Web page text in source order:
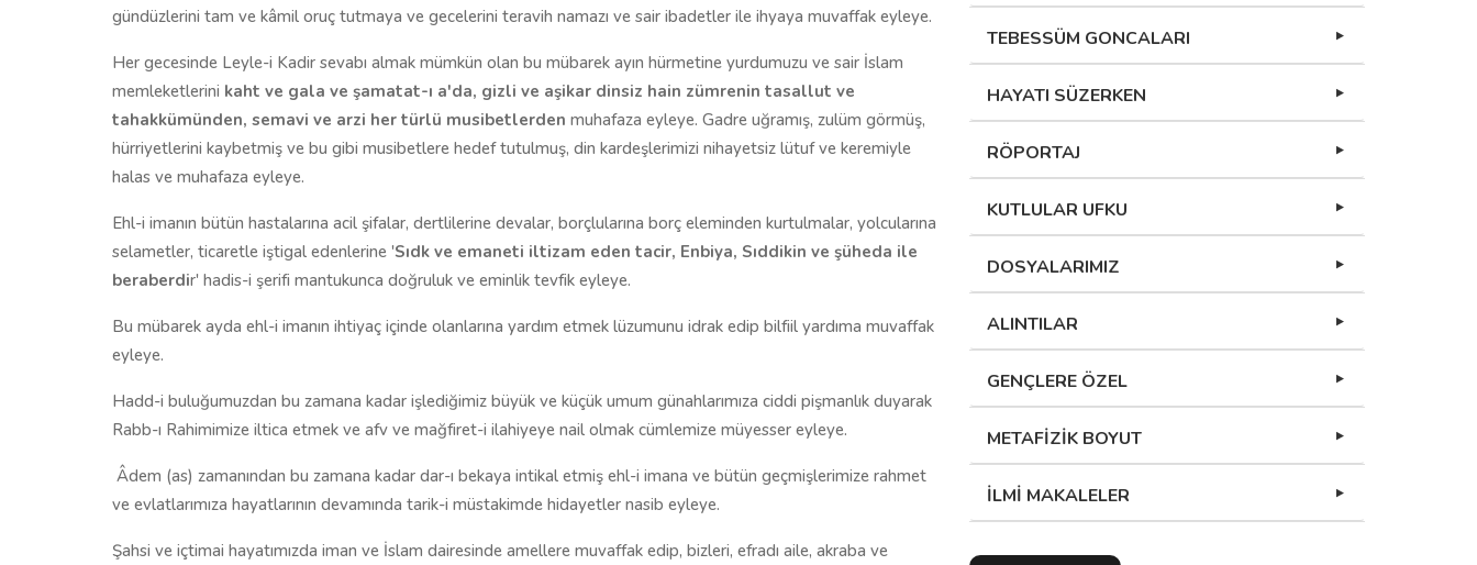
gündüzlerini tam ve kâmil oruç tutmaya ve gecelerini teravih namazı ve sair ibadetler ile ihyaya muvaffak eyleye.
Her gecesinde Leyle-i Kadir sevabı almak mümkün olan bu mübarek ayın hürmetine yurdumuzu ve sair İslam
memleketlerini kaht ve gala ve şamatat-ı a'da, gizli ve aşikar dinsiz hain zümrenin tasallut ve
tahakkümünden, semavi ve arzi her türlü musibetlerden muhafaza eyleye. Gadre uğramış, zulüm görmüş,
hürriyetlerini kaybetmiş ve bu gibi musibetlere hedef tutulmuş, din kardeşlerimizi nihayetsiz lütuf ve keremiyle
halas ve muhafaza eyleye.
Ehl-i imanın bütün hastalarına acil şifalar, dertlilerine devalar, borçlularına borç eleminden kurtulmalar, yolcularına
selametler, ticaretle iştigal edenlerine 'Sıdk ve emaneti iltizam eden tacir, Enbiya, Sıddikin ve şüheda ile
beraberdir' hadis-i şerifi mantukunca doğruluk ve eminlik tevfik eyleye.
Bu mübarek ayda ehl-i imanın ihtiyaç içinde olanlarına yardım etmek lüzumunu idrak edip bilfiil yardıma muvaffak
eyleye.
Hadd-i buluğumuzdan bu zamana kadar işlediğimiz büyük ve küçük umum günahlarımıza ciddi pişmanlık duyarak
Rabb-ı Rahimimize iltica etmek ve afv ve mağfiret-i ilahiyeye nail olmak cümlemize müyesser eyleye.
Âdem (as) zamanından bu zamana kadar dar-ı bekaya intikal etmiş ehl-i imana ve bütün geçmişlerimize rahmet
ve evlatlarımıza hayatlarının devamında tarik-i müstakimde hidayetler nasib eyleye.
Şahsi ve içtimai hayatımızda iman ve İslam dairesinde amellere muvaffak edip, bizleri, efradı aile, akraba ve
TEBESSÜM GONCALARI
HAYATI SÜZERKEN
RÖPORTAJ
KUTLULAR UFKU
DOSYALARIMIZ
ALINTILAR
GENÇLERE ÖZEL
METAFİZİK BOYUT
İLMİ MAKALELER